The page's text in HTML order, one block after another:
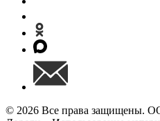
© 2026 Все права защищены.